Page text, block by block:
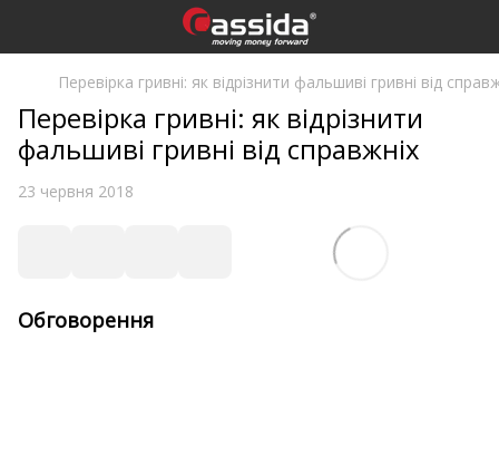
Перевірка гривні: як відрізнити фальшиві гривні від
Перевірка гривні: як відрізнити
фальшиві гривні від справжніх
23 червня 2018
Обговорення